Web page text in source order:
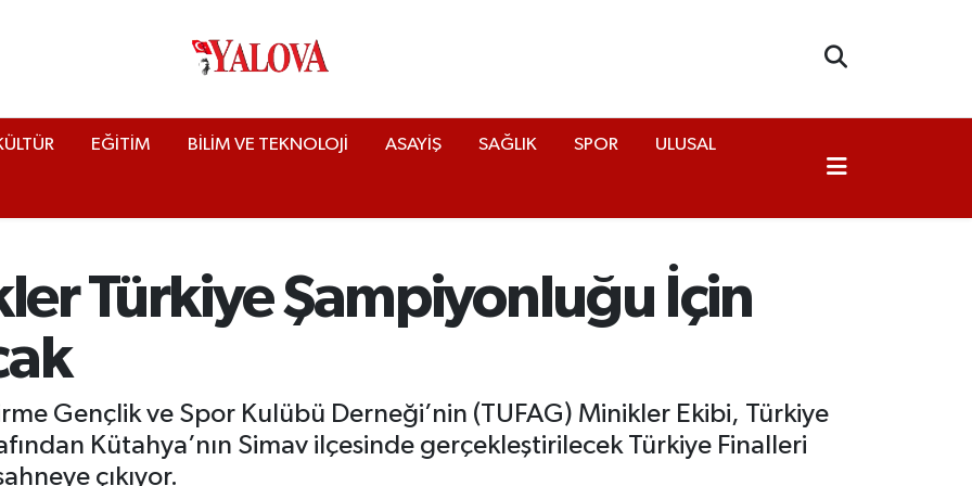
EĞİTİM BİLİM VE TEKNOLOJİ ASAYİŞ SAĞLIK SPOR ULUSAL
Türkiye Şampiyonluğu İçin
Gençlik ve Spor Kulübü Derneği’nin (TUFAG) Minikler Ekibi, Türkiye
Kütahya’nın Simav ilçesinde gerçekleştirilecek Türkiye Finalleri
çıkıyor.